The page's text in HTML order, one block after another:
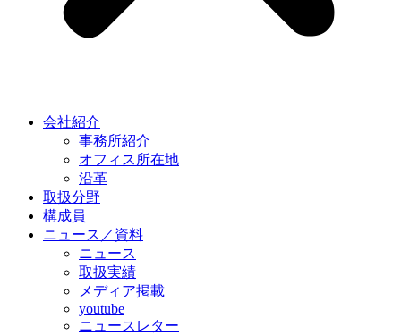
会社紹介
事務所紹介
オフィス所在地
沿革
取扱分野
構成員
ニュース／資料
ニュース
取扱実績
メディア掲載
youtube
ニュースレター